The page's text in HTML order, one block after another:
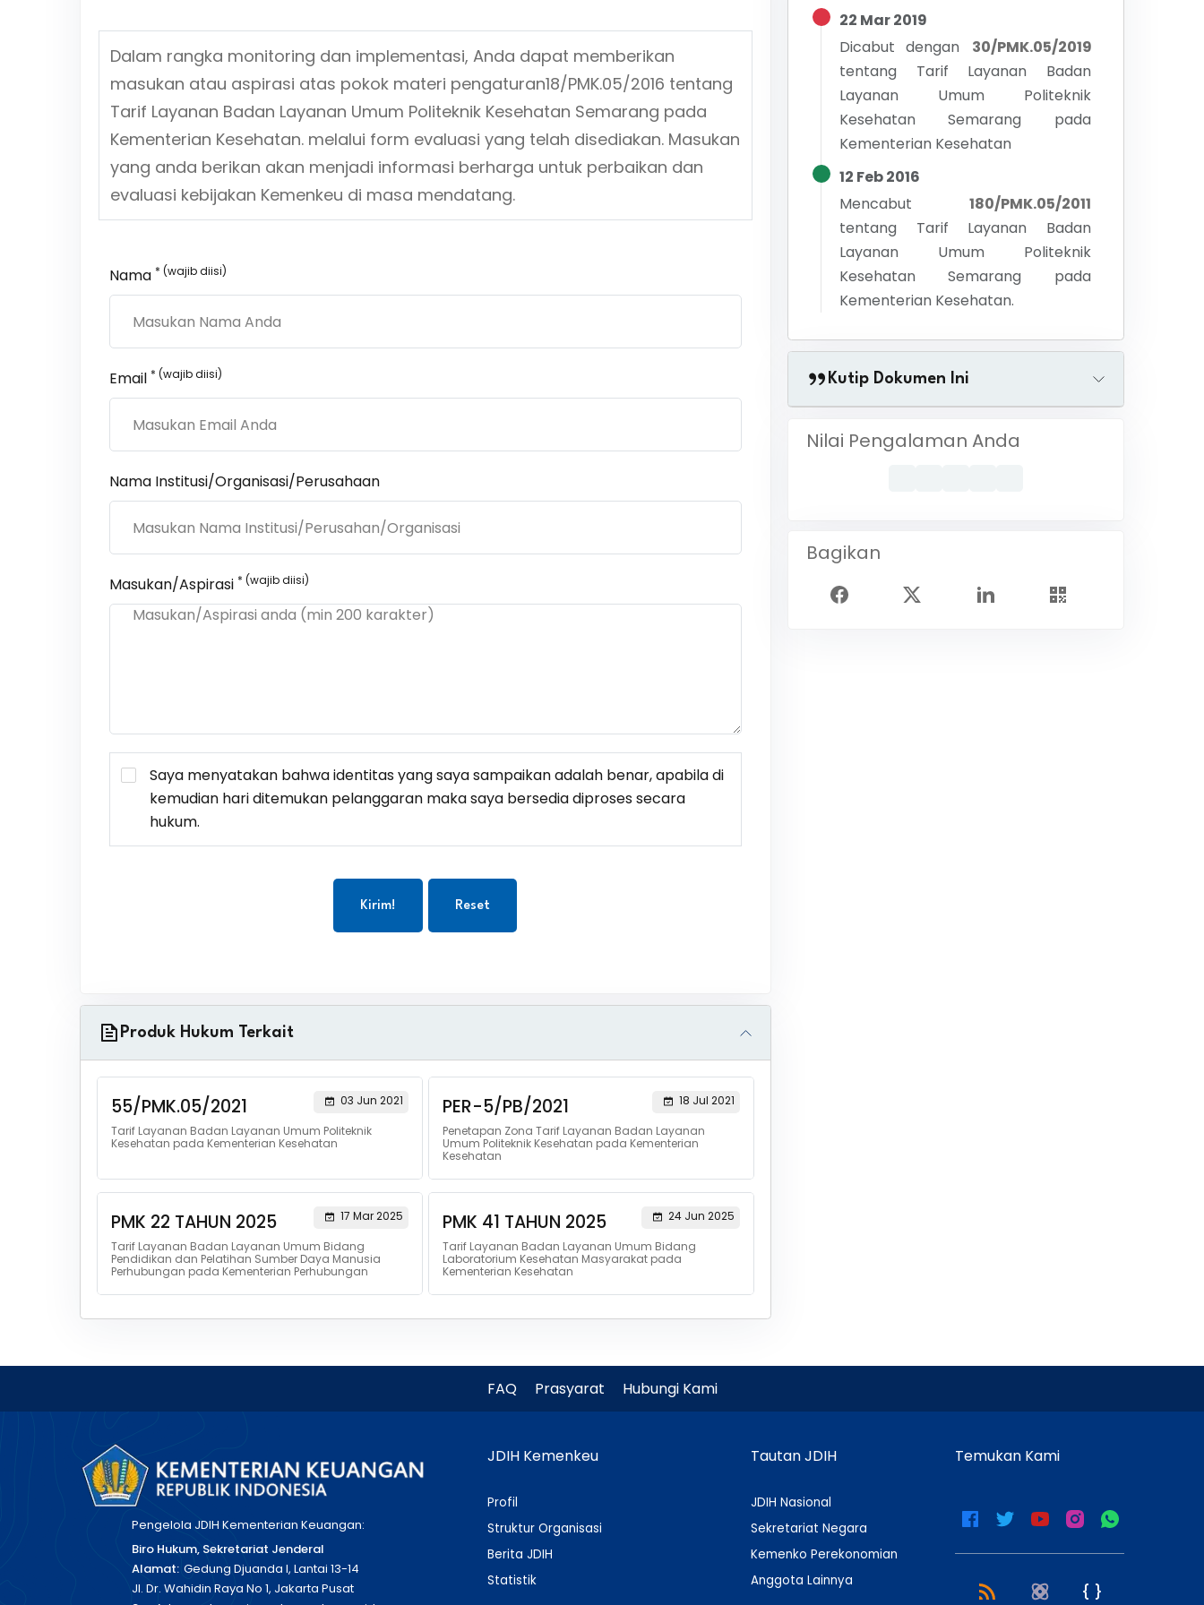
Dalam rangka monitoring dan implementasi, Anda dapat memberikan
masukan atau aspirasi atas pokok materi pengaturan18/PMK.05/2016 tentang
Tarif Layanan Badan Layanan Umum Politeknik Kesehatan Semarang pada
Kementerian Kesehatan.melalui form evaluasi yang telah disediakan. Masukan
yang anda berikan akan menjadi informasi berharga untuk perbaikan dan
evaluasi kebijakan Kemenkeu di masa mendatang.
Nama * (wajib diisi)
Email * (wajib diisi)
Nama Institusi/Organisasi/Perusahaan
Masukan/Aspirasi * (wajib diisi)
Saya menyatakan bahwa identitas yang saya sampaikan adalah benar, apabila di
kemudian hari ditemukan pelanggaran maka saya bersedia diproses secara
hukum.
Kirim! Reset
Produk Hukum Terkait
55/PMK.05/2021
03 Jun 2021
Tarif Layanan Badan Layanan Umum Politeknik
Kesehatan pada Kementerian Kesehatan
PER-5/PB/2021
18 Jul 2021
Penetapan Zona Tarif Layanan Badan Layanan
Umum Politeknik Kesehatan pada Kementerian
Kesehatan
PMK 22 TAHUN 2025
17 Mar 2025
Tarif Layanan Badan Layanan Umum Bidang
Pendidikan dan Pelatihan Sumber Daya Manusia
Perhubungan pada Kementerian Perhubungan
PMK 41 TAHUN 2025
24 Jun 2025
Tarif Layanan Badan Layanan Umum Bidang
Laboratorium Kesehatan Masyarakat pada
Kementerian Kesehatan
22 Mar 2019
Dicabut dengan
30/PMK.05/2019
tentang Tarif Layanan Badan
Layanan Umum Politeknik
Kesehatan Semarang pada
Kementerian Kesehatan
12 Feb 2016
Mencabut
180/PMK.05/2011
tentang Tarif Layanan Badan
Layanan Umum Politeknik
Kesehatan Semarang pada
Kementerian Kesehatan.
Kutip Dokumen Ini
Nilai Pengalaman Anda
Bagikan
FAQ Prasyarat Hubungi Kami
Pengelola JDIH Kementerian Keuangan:
Biro Hukum, Sekretariat Jenderal
Alamat: Gedung Djuanda I, Lantai 13-14
Jl. Dr. Wahidin Raya No 1, Jakarta Pusat
JDIH Kemenkeu
Profil
Struktur Organisasi
Berita JDIH
Statistik
Tautan JDIH
JDIH Nasional
Sekretariat Negara
Kemenko Perekonomian
Anggota Lainnya
Temukan Kami